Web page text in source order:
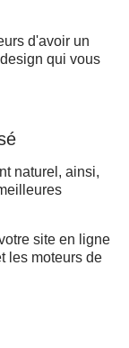
d'avoir un
qui vous
naturel, ainsi,
site en ligne
les moteurs de